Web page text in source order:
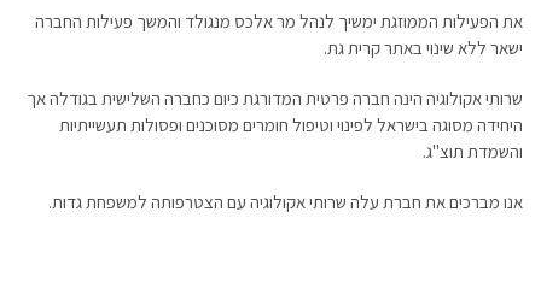
את הפעילות הממוזגת ימשיך לנהל מר אלכס מנגולד והמשך פעילות החברה
ישאר ללא שינוי באתר קרית גת.
שרותי אקולוגיה הינה חברה פרטית המדורגת כיום כחברה השלישית בגודלה אך
היחידה מסוגה בישראל לפינוי וטיפול חומרים מסוכנים ופסולות תעשייתיות
והשמדת תוצ"ג.
אנו מברכים את חברת עלה שרותי אקולוגיה עם הצטרפותה למשפחת גדות.